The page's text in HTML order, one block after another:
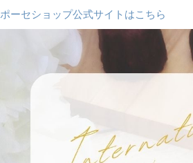
ポーセショップ公式サイトはこちら